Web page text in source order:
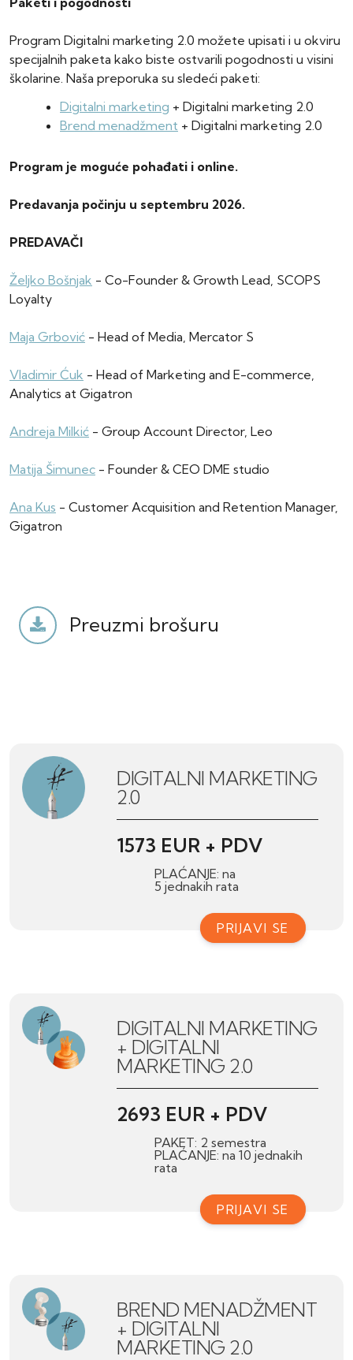
Program Digitalni marketing 2.0 možete upisati i u okviru
specijalnih paketa kako biste ostvarili pogodnosti u visini
školarine. Naša preporuka su sledeći paketi:
Digitalni marketing + Digitalni marketing 2.0
Brend menadžment + Digitalni marketing 2.0
Program je moguće pohađati i online.
Predavanja počinju u septembru 2026.
PREDAVAČI
Željko Bošnjak - Co-Founder & Growth Lead, SCOPS
Loyalty
Maja Grbović - Head of Media, Mercator S
Vladimir Ćuk - Head of Marketing and E-commerce,
Analytics at Gigatron
Andreja Milkić - Group Account Director, Leo
Matija Šimunec - Founder & CEO DME studio
Ana Kus - Customer Acquisition and Retention Manager,
Gigatron
Preuzmi brošuru
DIGITALNI MARKETING
2.0
1573 EUR + PDV
PLAĆANJE: na
5 jednakih rata
PRIJAVI SE
DIGITALNI MARKETING
+ DIGITALNI
MARKETING 2.0
2693 EUR + PDV
PAKET: 2 semestra
PLAĆANJE: na 10 jednakih
rata
PRIJAVI SE
BREND MENADŽMENT
+ DIGITALNI
MARKETING 2.0